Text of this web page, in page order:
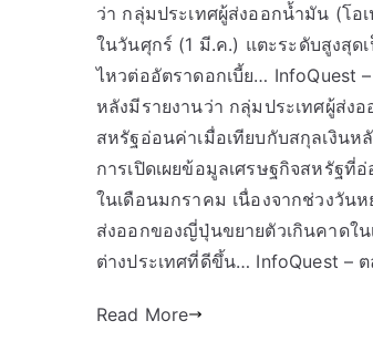
ว่า กลุ่มประเทศผู้ส่งออกน้ำมัน (โ
ในวันศุกร์ (1 มี.ค.) แตะระดับสูงสุ
ไหวต่ออัตราดอกเบี้ย… InfoQuest
หลังมีรายงานว่า กลุ่มประเทศผู้ส่ง
สหรัฐอ่อนค่าเมื่อเทียบกับสกุลเงิน
การเปิดเผยข้อมูลเศรษฐกิจสหรัฐ
ในเดือนมกราคม เนื่องจากช่วงวัน
ส่งออกของญี่ปุ่นขยายตัวเกินคาดใ
ต่างประเทศที่ดีขึ้น… InfoQuest –
Read More